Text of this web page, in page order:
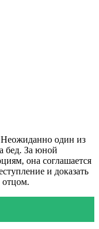
Неожиданно один из
бед. За юной
она соглашается
и доказать
отцом.